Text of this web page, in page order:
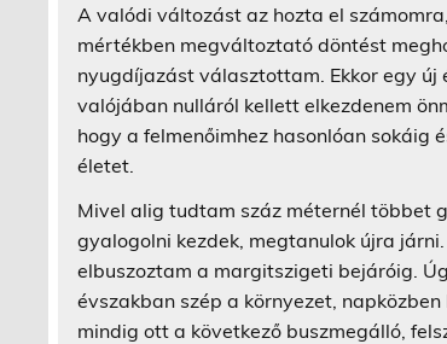
A valódi változást az hozta el
mértékben megváltoztató döntést
nyugdíjazást választottam. Ekkor egy új
valójában nulláról kellett elkezdenem
hogy a felmenőimhez hasonlóan sokáig
életet.
Mivel alig tudtam száz méternél többet
gyalogolni kezdek, megtanulok újra
elbuszoztam a margitszigeti bejáróig.
évszakban szép a környezet,
mindig ott a következő buszmegálló,